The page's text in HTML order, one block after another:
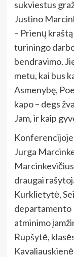
sukviestus
Justino
– Prienų
turiningo
bendravimo.
metu, kai bus
Asmenybę,
kapo – degs
Jam, ir kaip
Jurga
draugai
Kurklietytė,
departamento
atminimo
Rupšytė,